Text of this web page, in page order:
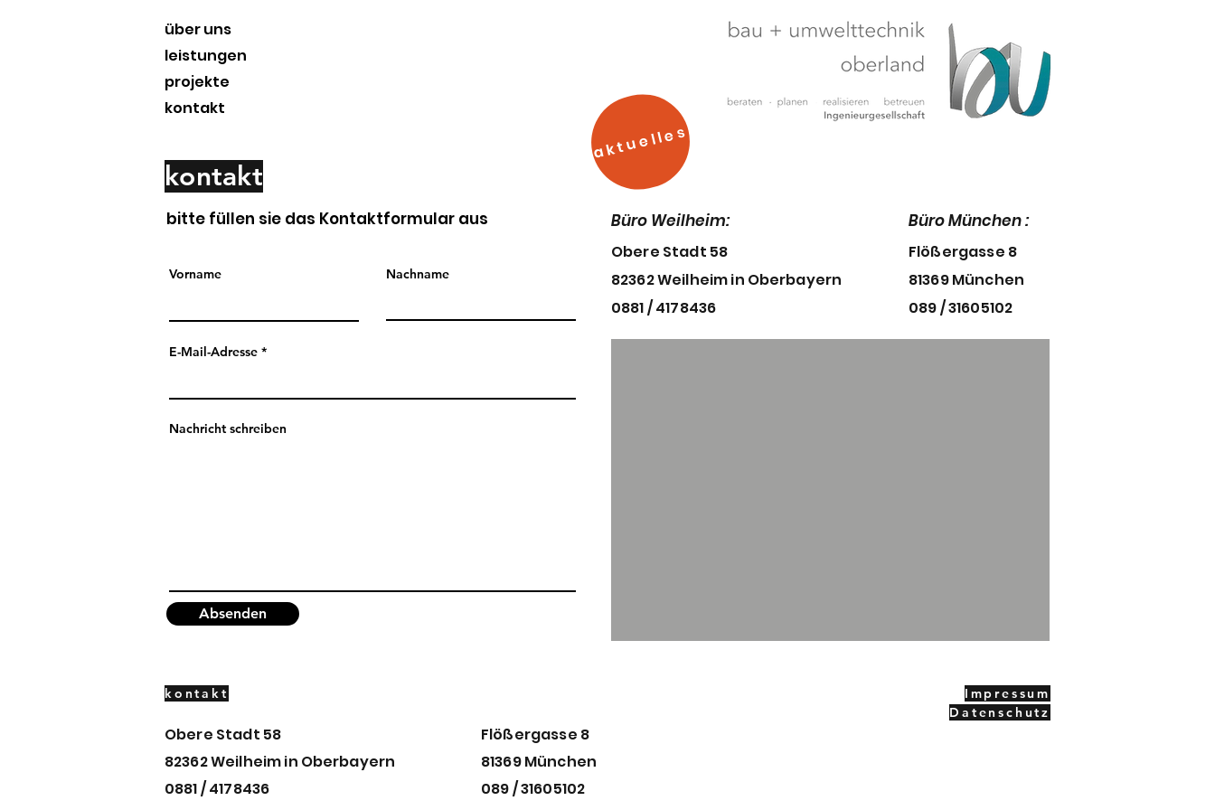
über uns
leistungen
projekte
kontakt
aktuelles
kontakt
bitte füllen sie das Kontaktformular aus
Vorname Nachname
E-Mail-Adresse
Nachricht schreiben
Absenden
Büro Weilheim:
Obere Stadt 58
82362 Weilheim in Oberbayern
0881 / 4178436
BüroMünchen :
Flößergasse 8
81369 München
089 / 31605102
kontakt
Obere Stadt 58
82362 Weilheim in Oberbayern
0881 / 4178436
Flößergasse 8
81369 München
089 / 31605102
Impressum
Datenschutz